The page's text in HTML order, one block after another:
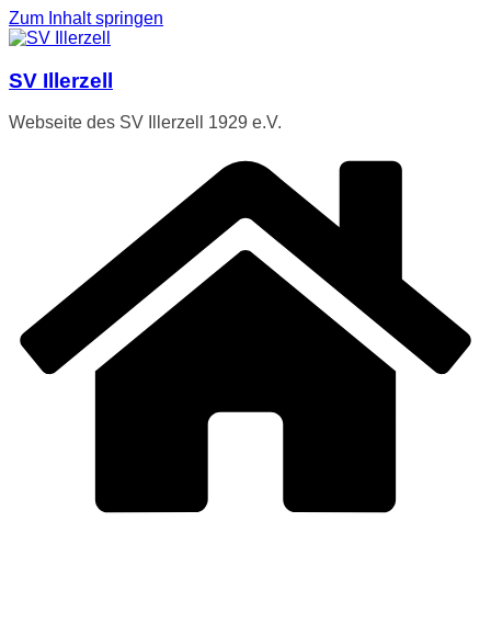
Zum Inhalt springen
SV Illerzell
Webseite des SV Illerzell 1929 e.V.